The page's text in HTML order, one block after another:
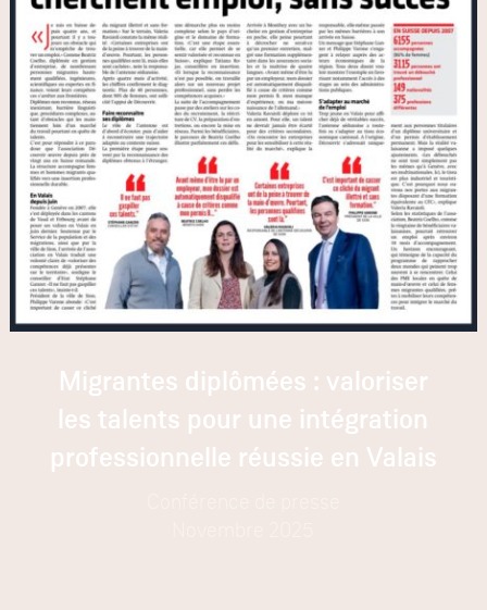
Migrantes diplômées : valoriser
les talents pour une intégration
professionnelle réussie en Valais